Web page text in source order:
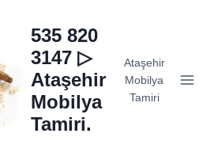
535 820
3147 ▷
Ataşehir
Mobilya
Tamiri.
Ataşehir
Mobilya
Tamiri